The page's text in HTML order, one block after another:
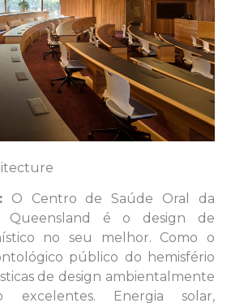
O Centro de Saúde Oral da
Queensland é o design de
no seu melhor. Como o
público do hemisfério
de design ambientalmente
excelentes. Energia solar,